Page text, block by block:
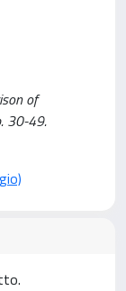
of
30-49.